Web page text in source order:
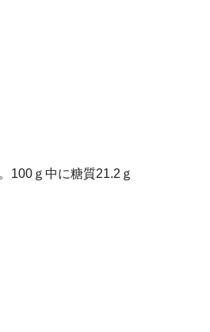
100ｇ中に糖質21.2ｇ